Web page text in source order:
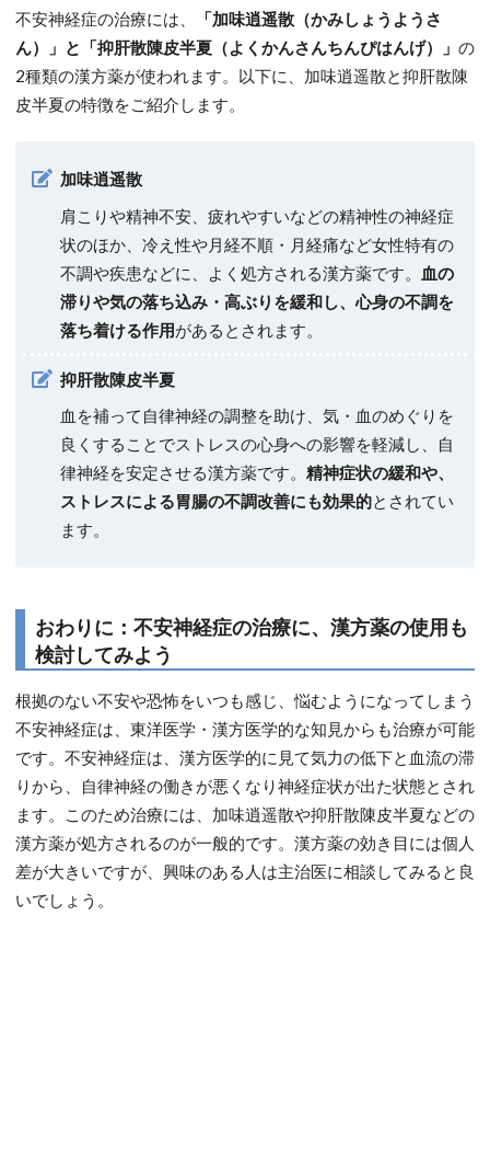
不安神経症の治療には、
「加味逍遥散（かみしょうようさ
ん）」と「抑肝散陳皮半夏（よくかんさんちんぴはんげ）」 の
2種類の漢方薬が使われます。以下に、加味逍遥散と抑肝散陳
皮半夏の特徴をご紹介します。
加味逍遥散
肩こりや精神不安、疲れやすいなどの精神性の神経症
状のほか、冷え性や月経不順・月経痛など女性特有の
不調や疾患などに、よく処方される漢方薬です。
血の
滞りや気の落ち込み・高ぶりを緩和し、心身の不調を
落ち着ける作用があるとされます。
抑肝散陳皮半夏
血を補って自律神経の調整を助け、気・血のめぐりを
良くすることでストレスの心身への影響を軽減し、自
律神経を安定させる漢方薬です。 精神症状の緩和や、
ストレスによる胃腸の不調改善にも効果的とされてい
ます。
おわりに：不安神経症の治療に、漢方薬の使用も
検討してみよう
根拠のない不安や恐怖をいつも感じ、悩むようになってしまう
不安神経症は、東洋医学・漢方医学的な知見からも治療が可能
です。不安神経症は、漢方医学的に見て気力の低下と血流の滞
りから、自律神経の働きが悪くなり神経症状が出た状態とされ
ます。このため治療には、加味逍遥散や抑肝散陳皮半夏などの
漢方薬が処方されるのが一般的です。漢方薬の効き目には個人
差が大きいですが、興味のある人は主治医に相談してみると良
いでしょう。